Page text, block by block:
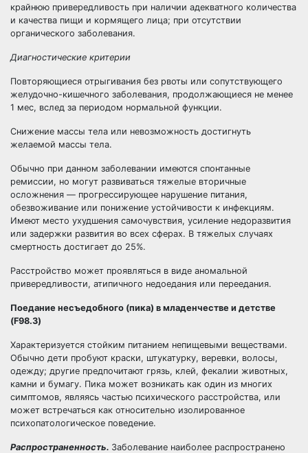
крайнюю привередливость при наличии адекватного количества
и качества пищи и кормящего лица; при отсутствии
органического заболевания.
Диагностические критерии
Повторяющиеся отрыгивания без рвоты или сопутствующего
желудочно-кишечного заболевания, продолжающиеся не менее
1 мес, вслед за периодом нормальной функции.
Снижение массы тела или невозможность достигнуть
желаемой массы тела.
Обычно при данном заболевании имеются спонтанные
ремиссии, но могут развиваться тяжелые вторичные
осложнения — прогрессирующее нарушение питания,
обезвоживание или понижение устойчивости к инфекциям.
Имеют место ухудшения самочувствия, усиление недоразвития
или задержки развития во всех сферах. В тяжелых случаях
смертность достигает до 25%.
Расстройство может проявляться в виде аномальной
привередливости, атипичного недоедания или переедания.
Поедание несъедобного (пика) в младенчестве и детстве
(F98.3)
Характеризуется стойким питанием непищевыми веществами.
Обычно дети пробуют краски, штукатурку, веревки, волосы,
одежду; другие предпочитают грязь, клей, фекалии животных,
камни и бумагу. Пика может возникать как один из многих
симптомов, являясь частью психического расстройства, или
может встречаться как относительно изолированное
психопатологическое поведение.
Распространенность. Заболевание наиболее распространено